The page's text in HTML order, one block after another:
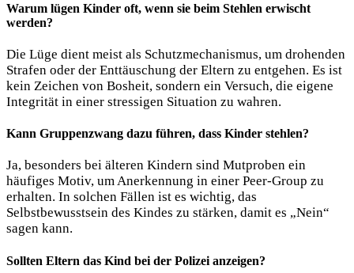
Warum lügen Kinder oft, wenn sie beim Stehlen erwischt
werden?
Die Lüge dient meist als Schutzmechanismus, um drohenden
Strafen oder der Enttäuschung der Eltern zu entgehen. Es ist
kein Zeichen von Bosheit, sondern ein Versuch, die eigene
Integrität in einer stressigen Situation zu wahren.
Kann Gruppenzwang dazu führen, dass Kinder stehlen?
Ja, besonders bei älteren Kindern sind Mutproben ein
häufiges Motiv, um Anerkennung in einer Peer-Group zu
erhalten. In solchen Fällen ist es wichtig, das
Selbstbewusstsein des Kindes zu stärken, damit es „Nein“
sagen kann.
Sollten Eltern das Kind bei der Polizei anzeigen?